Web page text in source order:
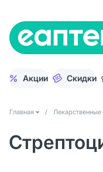
Акции Скидки
Главная / Лекарственные